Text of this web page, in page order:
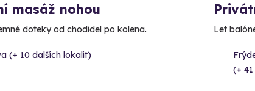
masáž nohou
doteky od chodidel po kolena.
(+ 10 dalších lokalit)
Let
(+